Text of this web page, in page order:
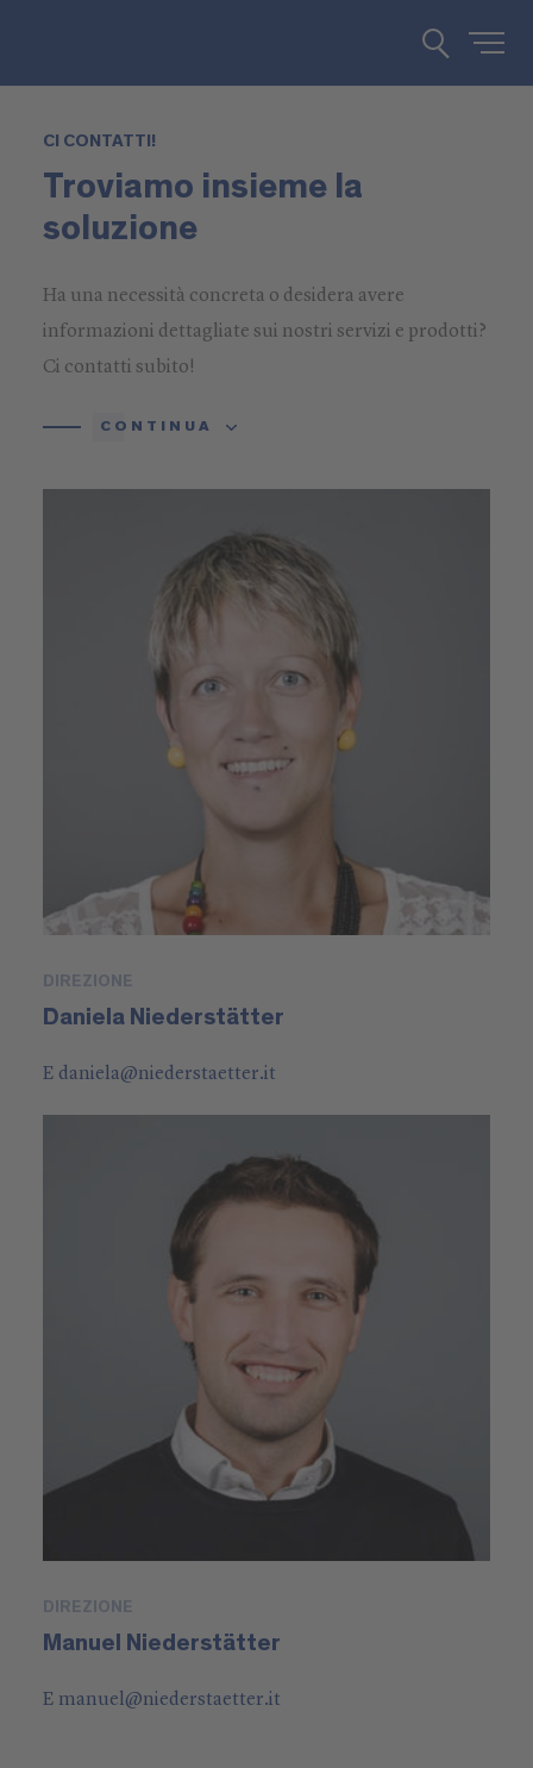
CI CONTATTI!
Troviamo insieme la
soluzione
Ha una necessità concreta o desidera avere
informazioni dettagliate sui nostri servizi e prodotti?
Ci contatti subito!
CONTINUA
DIREZIONE
Daniela Niederstätter
E daniela@niederstaetter.it
DIREZIONE
Manuel Niederstätter
E manuel@niederstaetter.it